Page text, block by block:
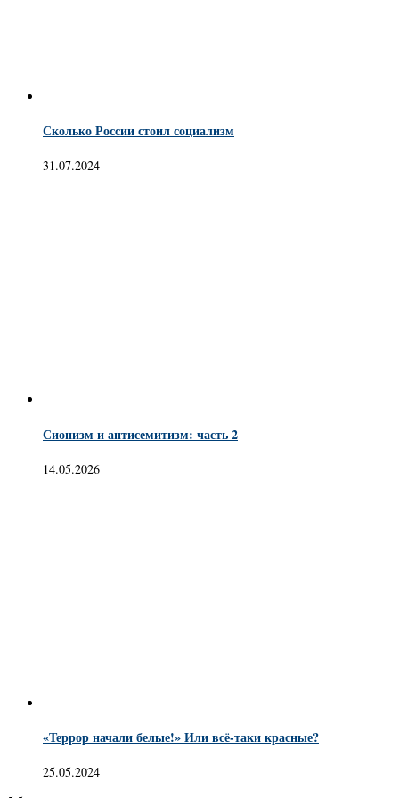
Сколько России стоил социализм
31.07.2024
Сионизм и антисемитизм: часть 2
14.05.2026
«Террор начали белые!» Или всё-таки красные?
25.05.2024